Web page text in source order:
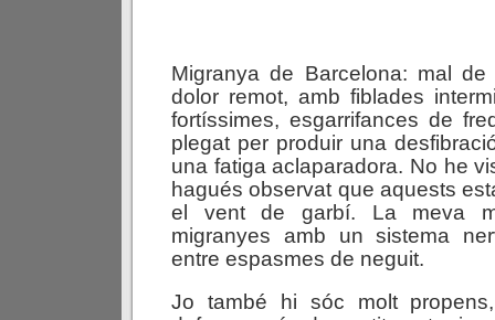
Migranya de Barcelona: mal
dolor remot, amb fiblades
fortíssimes, esgarrifances de
plegat per produir una
una fatiga aclaparadora. No he
hagués observat que aquests
el vent de garbí. La meva
migranyes amb un sistema
entre espasmes de neguit.
Jo també hi sóc molt